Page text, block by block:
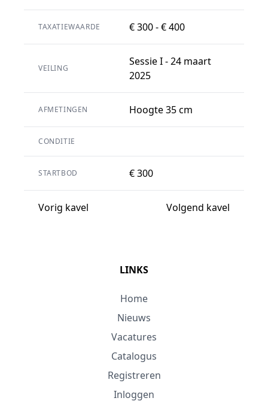
TAXATIEWAARDE € 300 - € 400
VEILING
Sessie I - 24 maart
2025
AFMETINGEN Hoogte 35 cm
CONDITIE
STARTBOD € 300
Vorig kavel Volgend kavel
LINKS
Home
Nieuws
Vacatures
Catalogus
Registreren
Inloggen